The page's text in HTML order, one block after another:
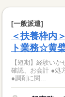
[一般派遣]
＜扶養枠内
ト業務☆黄
【短期】経験いかせる♪調
確認、お会計 ●処
●調剤に関...